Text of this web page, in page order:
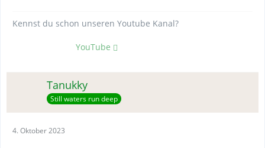
Kennst du schon unseren Youtube Kanal?
YouTube
Tanukky
Still waters run deep
4. Oktober 2023